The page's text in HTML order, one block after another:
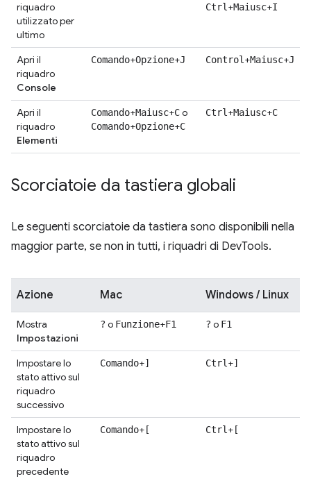
riquadro
utilizzato per
ultimo
Ctrl +Maiusc+I
Apri il
riquadro
Console
Comando+Opzione+J Control +Maiusc+J
Apri il
riquadro
Elementi
Comando+Maiusc+Co
Comando+Opzione+C
Ctrl +Maiusc+C
Scorciatoie da tastiera globali
Le seguenti scorciatoie da tastiera sono disponibili nella
maggior parte, se non in tutti, i riquadri di DevTools.
Azione Mac Windows / Linux
Mostra
Impostazioni
? o Funzione+F1 ? o F1
Impostare lo
stato attivo sul
riquadro
successivo
Comando+] Ctrl +]
Impostare lo
stato attivo sul
riquadro
precedente
Comando+ [ Ctrl + [